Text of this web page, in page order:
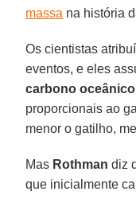
massa na história
Os cientistas
eventos, e eles
carbono oceânico
proporcionais ao
menor o gatilho,
Mas Rothman diz
que inicialmente